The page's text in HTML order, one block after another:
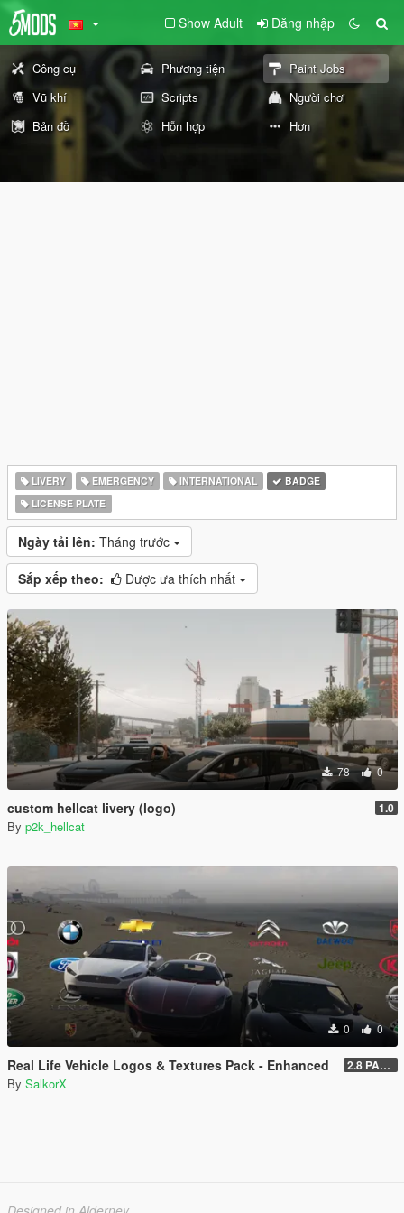
Show Adult Đăng nhập
Công cụ Phương tiện
Paint Jobs
Vũ khí
Scripts
Người chơi
Bản đồ
Hỗn hợp Hơn
LIVERY EMERGENCY INTERNATIONAL
BADGE
LICENSE PLATE
Ngày tải lên: Tháng trước
Sắp xếp theo: Được ưa thích nhất
78 0
custom hellcat livery (logo) 1.0
By p2k_hellcat
0 0
Real Life Vehicle Logos & Textures Pack - Enhanced 2.8 PART 1
By SalkorX